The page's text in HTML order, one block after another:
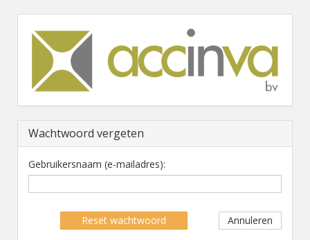
Wachtwoord vergeten
Gebruikersnaam (e-mailadres):